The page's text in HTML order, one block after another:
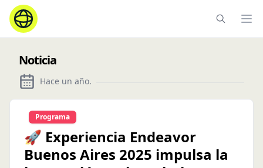
Noticia
Hace un año.
Programa
🚀 Experiencia Endeavor
Buenos Aires 2025 impulsa la